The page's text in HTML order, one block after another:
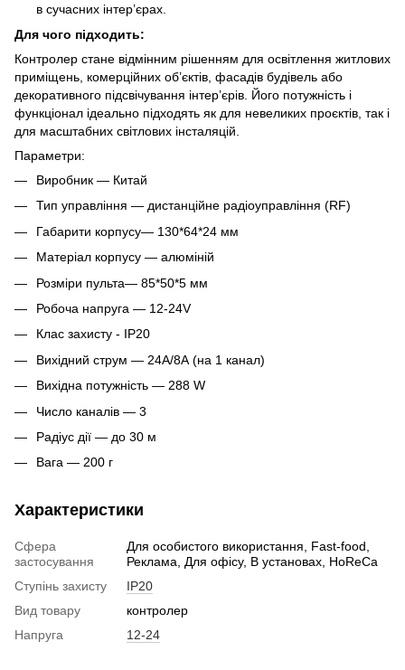
в сучасних інтер’єрах.
Для чого підходить:
Контролер стане відмінним рішенням для освітлення житлових
приміщень, комерційних об’єктів, фасадів будівель або
декоративного підсвічування інтер’єрів. Його потужність і
функціонал ідеально підходять як для невеликих проєктів, так і
для масштабних світлових інсталяцій.
Параметри:
Виробник — Китай
Тип управління — дистанційне радіоуправління (RF)
Габарити корпусу— 130*64*24 мм
Матеріал корпусу — алюміній
Розміри пульта— 85*50*5 мм
Робоча напруга — 12-24V
Клас захисту - IP20
Вихідний струм — 24А/8А (на 1 канал)
Вихідна потужність — 288 W
Число каналів — 3
Радіус дії — до 30 м
Вага — 200 г
Характеристики
Сфера
застосування
Для особистого використання, Fast-food,
Реклама, Для офісу, В установах, HoReCa
Ступінь захисту
IP20
Вид товару
контролер
Напруга
12-24